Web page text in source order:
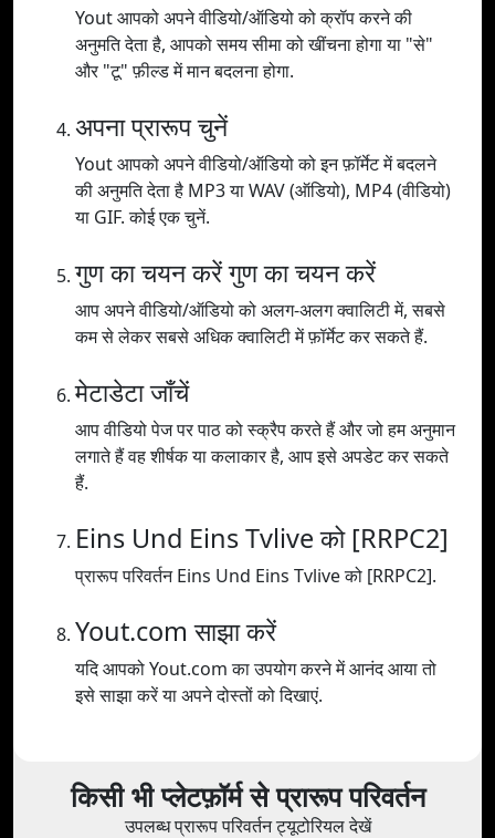
Yout आपको अपने वीडियो/ऑडियो को क्रॉप करने की
अनुमति देता है, आपको समय सीमा को खींचना होगा या "से"
और "टू" फ़ील्ड में मान बदलना होगा.
अपना प्रारूप चुनें
Yout आपको अपने वीडियो/ऑडियो को इन फ़ॉर्मेट में बदलने
की अनुमति देता है MP3 या WAV (ऑडियो), MP4 (वीडियो)
या GIF. कोई एक चुनें.
गुण का चयन करें गुण का चयन करें
आप अपने वीडियो/ऑडियो को अलग-अलग क्वालिटी में, सबसे
कम से लेकर सबसे अधिक क्वालिटी में फ़ॉर्मेट कर सकते हैं.
मेटाडेटा जाँचें
आप वीडियो पेज पर पाठ को स्क्रैप करते हैं और जो हम अनुमान
लगाते हैं वह शीर्षक या कलाकार है, आप इसे अपडेट कर सकते
हैं.
Eins Und Eins Tvlive को [RRPC2]
प्रारूप परिवर्तन Eins Und Eins Tvlive को [RRPC2].
Yout.com साझा करें
यदि आपको Yout.com का उपयोग करने में आनंद आया तो
इसे साझा करें या अपने दोस्तों को दिखाएं.
किसी भी प्लेटफ़ॉर्म से प्रारूप परिवर्तन
उपलब्ध प्रारूप परिवर्तन ट्यूटोरियल देखें